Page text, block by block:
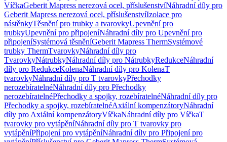
VíčkaGeberit Mapress nerezová ocel, příslušenstvíNáhradní díly pro
Geberit Mapress nerezová ocel, příslušenstvíIzolace pro
nástěnkyTěsnění pro trubky a tvarovkyUpevnění pro
trubkyUpevnění pro připojeníNáhradní díly pro Upevnění pro
připojeníSystémová těsněníGeberit Mapress ThermSystémové
trubky ThermTvarovkyNáhradní díly pro
TvarovkyNátrubkyNáhradní díly pro NátrubkyRedukceNáhradní
díly pro RedukceKolenaNáhradní díly pro KolenaT
tvarovkyNáhradní díly pro T tvarovkyPřechodky
nerozebíratelnéNáhradní díly pro Přechodky
nerozebíratelnéPřechodky a spojky, rozebíratelnéNáhradní díly pro
Přechodky a spojky, rozebíratelnéAxiální kompenzátoryNáhradní
díly pro Axiální kompenzátoryVíčkaNáhradní díly pro VíčkaT
tvarovky pro vytápěníNáhradní díly pro T tvarovky pro
vytápěníPřipojení pro vytápěníNáhradní díly pro Připojení pro